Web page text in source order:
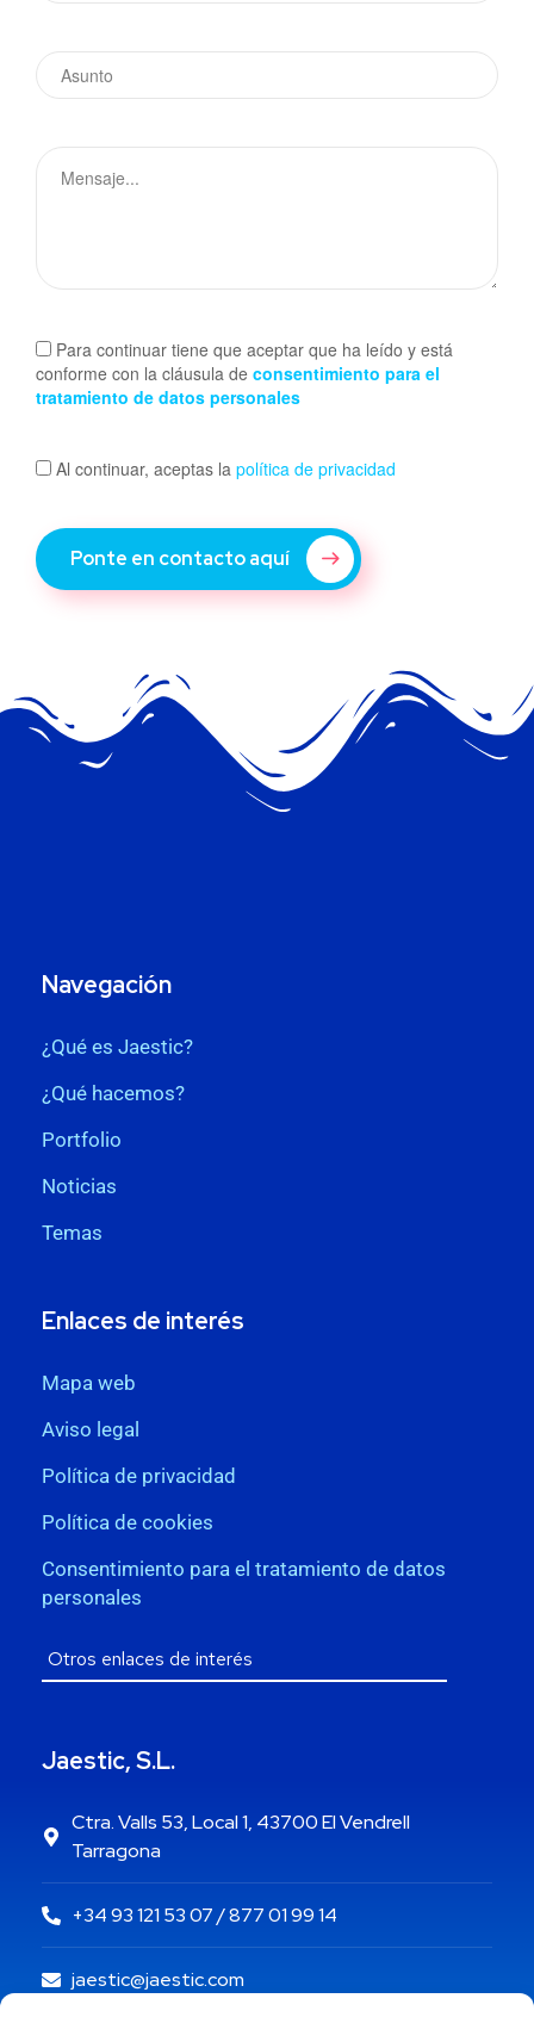
Para continuar tiene que aceptar que ha leído y está
conforme con la cláusula de consentimiento para el
tratamiento de datos personales
Al continuar, aceptas la política de privacidad
Ponte en contacto aquí
Navegación
¿Qué es Jaestic?
¿Qué hacemos?
Portfolio
Noticias
Temas
Enlaces de interés
Mapa web
Aviso legal
Política de privacidad
Política de cookies
Consentimiento para el tratamiento de datos
personales
Jaestic, S.L.
Ctra. Valls 53, Local 1, 43700 El Vendrell
Tarragona
+34 93 121 53 07 / 877 01 99 14
jaestic@jaestic.com